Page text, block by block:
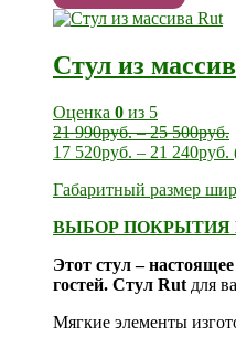
Стул из
Оценка 0 из 5
21 990руб.–25 500руб.
17 520руб. – 21 240руб.
Габаритный размер
ВЫБОР ПОКРЫТИЯ
Этот стул –
гостей. Стул Rut для
Мягкие элементы